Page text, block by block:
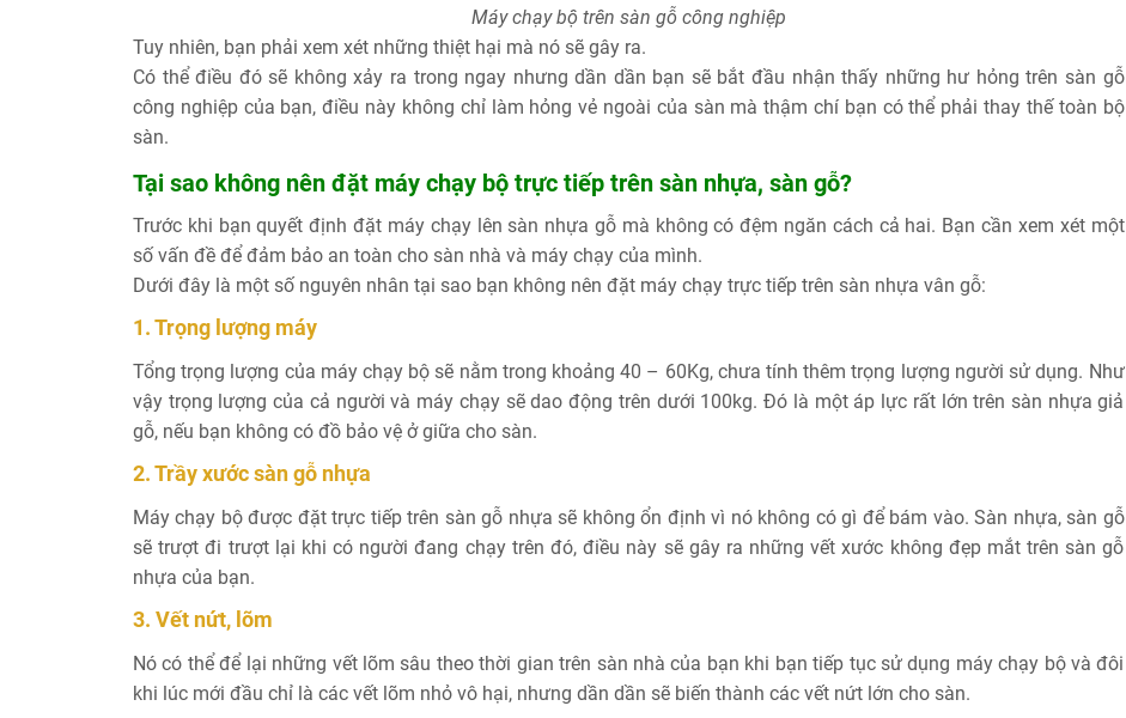
Máy chạy bộ trên sàn gỗ công nghiệp
Tuy nhiên, bạn phải xem xét những thiệt hại mà nó sẽ gây ra.
Có thể điều đó sẽ không xảy ra trong ngay nhưng dần dần bạn sẽ bắt đầu nhận thấy những hư hỏng trên sàn gỗ
công nghiệp của bạn, điều này không chỉ làm hỏng vẻ ngoài của sàn mà thậm chí bạn có thể phải thay thế toàn bộ
sàn.
Tại sao không nên đặt máy chạy bộ trực tiếp trên sàn nhựa, sàn gỗ?
Trước khi bạn quyết định đặt máy chạy lên sàn nhựa gỗ mà không có đệm ngăn cách cả hai. Bạn cần xem xét một
số vấn đề để đảm bảo an toàn cho sàn nhà và máy chạy của mình.
Dưới đây là một số nguyên nhân tại sao bạn không nên đặt máy chạy trực tiếp trên sàn nhựa vân gỗ:
1. Trọng lượng máy
Tổng trọng lượng của máy chạy bộ sẽ nằm trong khoảng 40 – 60Kg, chưa tính thêm trọng lượng người sử dụng. Như
vậy trọng lượng của cả người và máy chạy sẽ dao động trên dưới 100kg. Đó là một áp lực rất lớn trên sàn nhựa giả
gỗ, nếu bạn không có đồ bảo vệ ở giữa cho sàn.
2. Trầy xước sàn gỗ nhựa
Máy chạy bộ được đặt trực tiếp trên sàn gỗ nhựa sẽ không ổn định vì nó không có gì để bám vào. Sàn nhựa, sàn gỗ
sẽ trượt đi trượt lại khi có người đang chạy trên đó, điều này sẽ gây ra những vết xước không đẹp mắt trên sàn gỗ
nhựa của bạn.
3. Vết nứt, lõm
Nó có thể để lại những vết lõm sâu theo thời gian trên sàn nhà của bạn khi bạn tiếp tục sử dụng máy chạy bộ và đôi
khi lúc mới đầu chỉ là các vết lõm nhỏ vô hại, nhưng dần dần sẽ biến thành các vết nứt lớn cho sàn.